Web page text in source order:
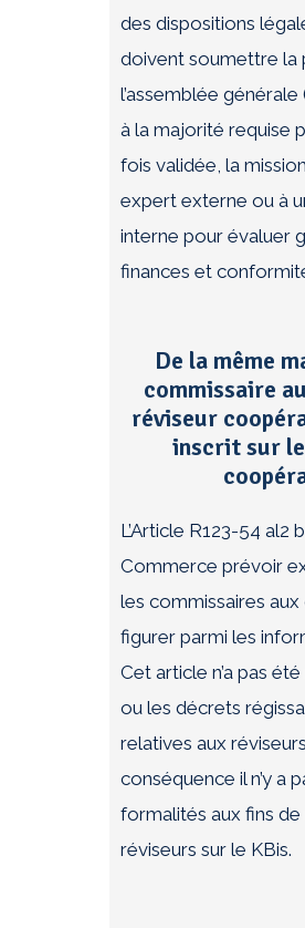
des dispositions
doivent soumettre la
l’assemblée générale
à la majorité requise
fois validée, la
expert externe ou à
interne pour évaluer
finances et
De la même
commissaire
réviseur
inscrit sur
L’Article R123-54 al2
Commerce prévoir
les commissaires
figurer parmi les
Cet article n’a pas
ou les décrets
relatives aux
conséquence il n’y a
formalités aux fins
réviseurs sur le KBis.